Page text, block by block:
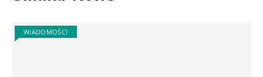
WIADOMOŚCI